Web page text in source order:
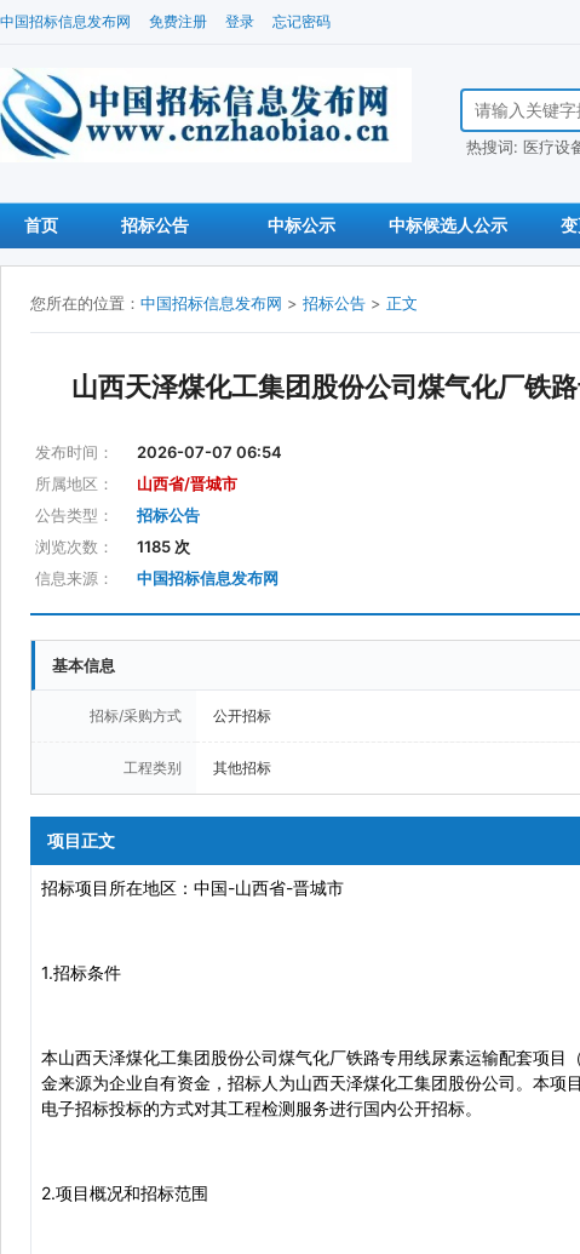
中国招标信息发布网 免费注册 登录 忘记密码
搜索招标信息
热搜词: 医疗设
首页 招标公告 中标公示 中标候选人公示
您所在的位置： 中国招标信息发布网 > 招标公告 > 正文
山西天泽煤化工集团股份公司煤气化厂铁
发布时间：
2026-07-07 06:54
所属地区：
山西省/晋城市
公告类型：
招标公告
浏览次数：
1185 次
信息来源：
中国招标信息发布网
基本信息
招标/采购方式 公开招标
工程类别 其他招标
项目正文